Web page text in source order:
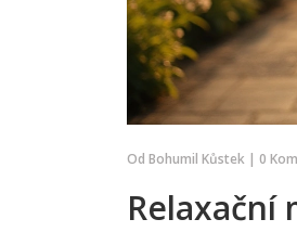
Od Bohumil Kůstek | 0
Relaxační